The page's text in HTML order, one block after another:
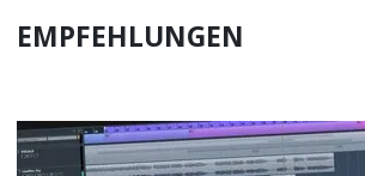
EMPFEHLUNGEN